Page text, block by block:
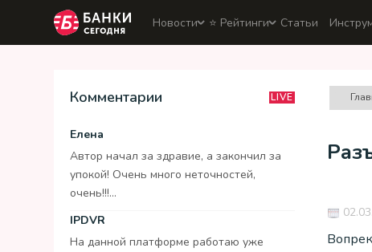
Новости ⭐️ Рейтинги Статьи
Комментарии LIVE
Елена
Автор начал за здравие, а закончил за
упокой! Очень много неточностей,
очень!!!...
IPDVR
На данной платформе работаю уже